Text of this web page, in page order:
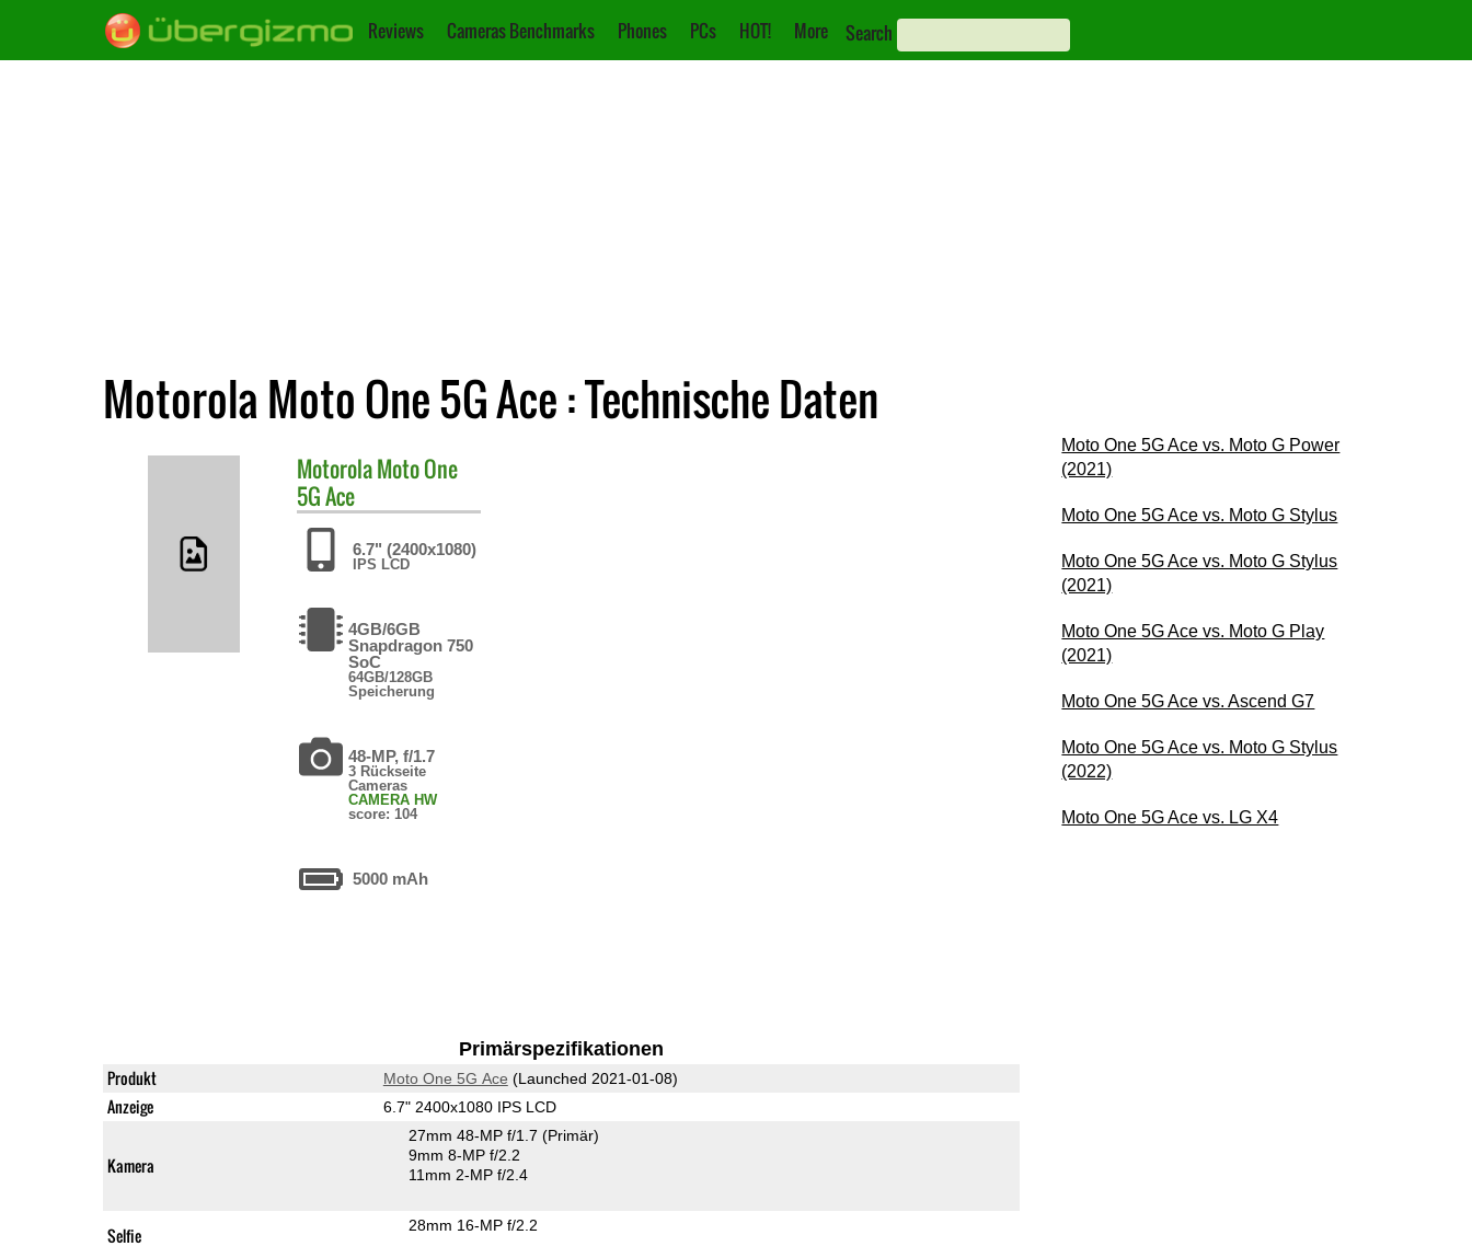
Reviews Cameras Benchmarks Phones PCs HOT! More Search
Motorola Moto One 5G Ace : Technische Daten
MotorolaMoto One
5G Ace
6.7" (2400x1080)
IPS LCD
4GB/6GB
Snapdragon 750
SoC
64GB/128GB
Speicherung
48-MP, f/1.7
3 Rückseite
Cameras
CAMERA HW
score: 104
5000 mAh
Primärspezifikationen
Produkt Moto One 5G Ace (Launched 2021-01-08)
Anzeige 6.7" 2400x1080 IPS LCD
Kamera
27mm 48-MP f/1.7 (Primär)
9mm 8-MP f/2.2
11mm 2-MP f/2.4
Selfie 28mm 16-MP f/2.2
Moto One 5G Ace vs. Moto G Power
(2021)
Moto One 5G Ace vs. Moto G Stylus
Moto One 5G Ace vs. Moto G Stylus
(2021)
Moto One 5G Ace vs. Moto G Play
(2021)
Moto One 5G Ace vs. Ascend G7
Moto One 5G Ace vs. Moto G Stylus
(2022)
Moto One 5G Ace vs. LG X4